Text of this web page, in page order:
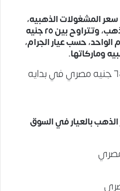
المشغولات الذهبيه،
بالإضافة للسعر الرسمي للذهب، وتتراوح بين ٢٥ جنيه
الواحد، حسب عيار الجرام،
وماركاتها.
وقد سجل عيار ٢١ سعر ٦٤٤ جنيه مصري في بدايه
بالعيار في السوق